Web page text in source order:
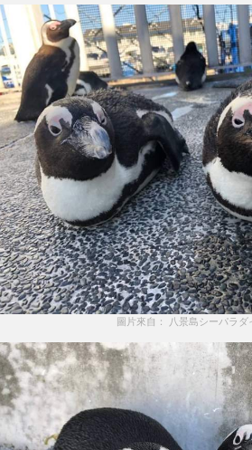
圖片來自： 八景島シーパラ